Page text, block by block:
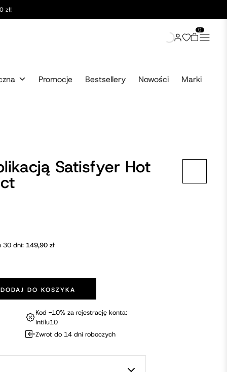
zł!
0
Promocje Bestsellery Nowości Marki
Satisfyer Hot
30 dni: 149,90 zł
Satisfyer Hot Bunny Connect
DODAJ DO KOSZYKA
Kod -10% za rejestrację konta:
Intilu10
Zwrot do 14 dni roboczych